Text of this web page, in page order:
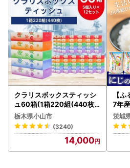
クラリスボックスティッシ
ュ60箱(1箱220組(440枚))
(5個入り×12セット)【配送
不可地域：離島・沖縄県】
【1256759】
栃木県小山市
(3240)
14,000
【
7年
10月
茨城